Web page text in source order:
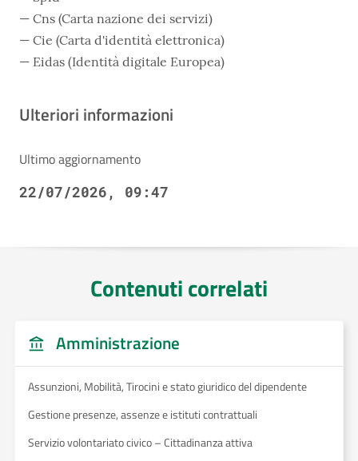
Cns (Carta nazione dei servizi)
Cie (Carta d'identità elettronica)
Eidas (Identità digitale Europea)
Ulteriori informazioni
Ultimo aggiornamento
22/07/2026, 09:47
Contenuti correlati
Amministrazione
Assunzioni, Mobilità, Tirocini e stato giuridico del dipendente
Gestione presenze, assenze e istituti contrattuali
Servizio volontariato civico – Cittadinanza attiva